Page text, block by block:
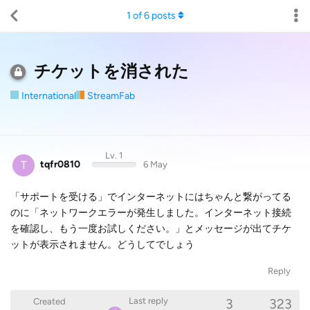
チケットを消された
International StreamFab
1 of6posts
T tqfr0810
Lv. 1
6 May
「サポートを受ける」でインターネットにはちゃんと繋がってる
のに「ネットワークエラーが発生しました。インターネット接続
を確認し、もう一度お試しください。」とメッセージが出てチケ
ットが表示されません。どうしてでしょう
Reply
Created Last reply 3 323